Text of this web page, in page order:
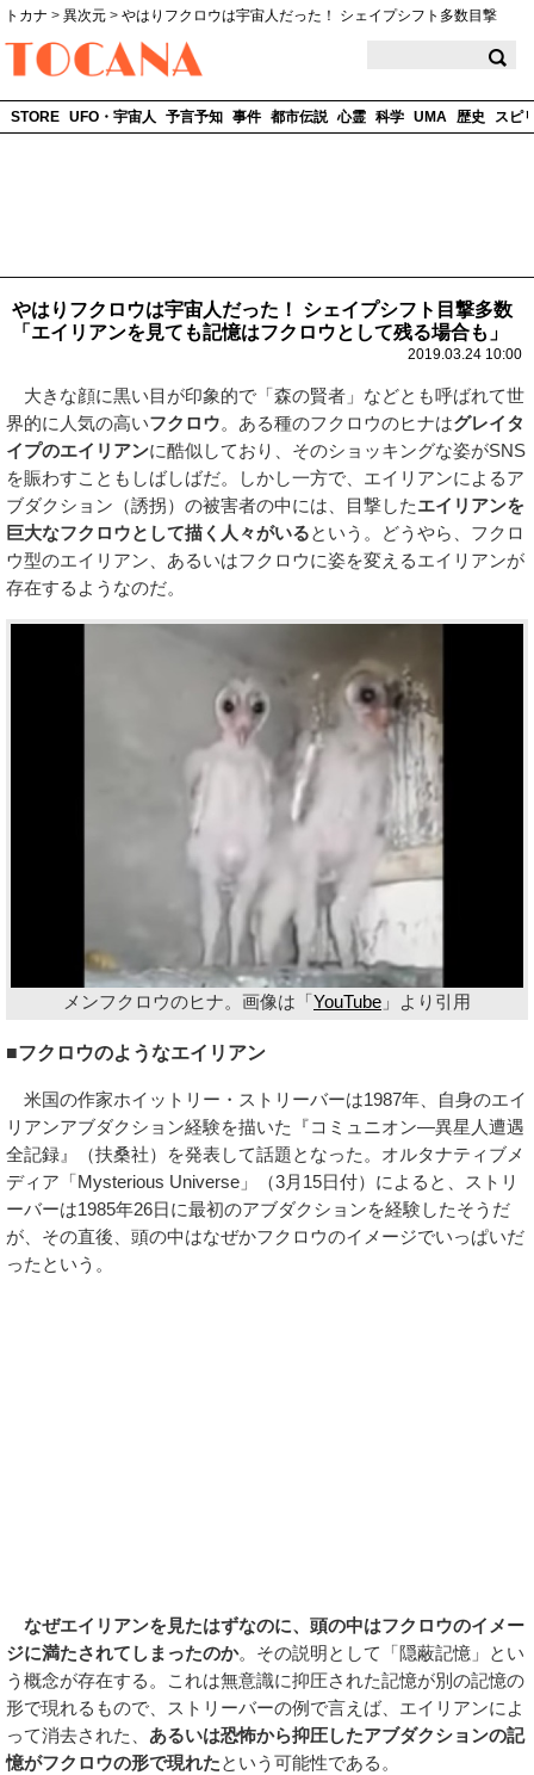
トカナ > 異次元 > やはりフクロウは宇宙人だった！ シェイプシフト多数目撃
STORE UFO・宇宙人 予言予知 事件 都市伝説 心霊 科学 UMA 歴史 スピ
やはりフクロウは宇宙人だった！ シェイプシフト目撃多数
「エイリアンを見ても記憶はフクロウとして残る場合も」
2019.03.24 10:00
大きな顔に黒い目が印象的で「森の賢者」などとも呼ばれて世
界的に人気の高いフクロウ。ある種のフクロウのヒナはグレイタ
イプのエイリアンに酷似しており、そのショッキングな姿がSNS
を賑わすこともしばしばだ。しかし一方で、エイリアンによるア
ブダクション（誘拐）の被害者の中には、目撃したエイリアンを
巨大なフクロウとして描く人々がいるという。どうやら、フクロ
ウ型のエイリアン、あるいはフクロウに姿を変えるエイリアンが
存在するようなのだ。
メンフクロウのヒナ。画像は「YouTube 」より引用
■フクロウのようなエイリアン
米国の作家ホイットリー・ストリーバーは1987年、自身のエイ
リアンアブダクション経験を描いた『コミュニオン―異星人遭遇
全記録』（扶桑社）を発表して話題となった。オルタナティブメ
ディア「Mysterious Universe」（3月15日付）によると、ストリ
ーバーは1985年26日に最初のアブダクションを経験したそうだ
が、その直後、頭の中はなぜかフクロウのイメージでいっぱいだ
ったという。
なぜエイリアンを見たはずなのに、頭の中はフクロウのイメー
ジに満たされてしまったのか。その説明として「隠蔽記憶」とい
う概念が存在する。これは無意識に抑圧された記憶が別の記憶の
形で現れるもので、ストリーバーの例で言えば、エイリアンによ
って消去された、 あるいは恐怖から抑圧したアブダクションの記
憶がフクロウの形で現れたという可能性である。